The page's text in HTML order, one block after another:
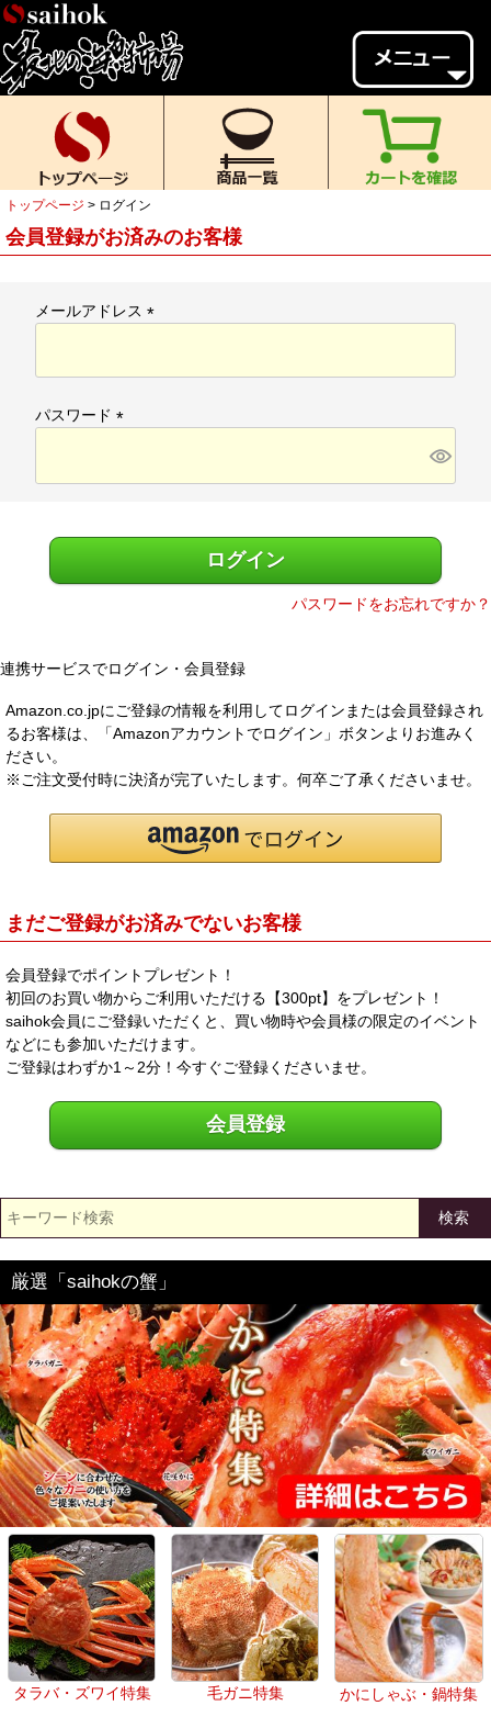
会員様メニュー
ゲスト
様、
いらっしゃいませ。
ご来店ありがとうございます。
新規会員登録
MYページ MYクーポン
ポイント履歴
返品について ご利用ガイド
トップページ ログイン
会員登録がお済みのお客様
メールアドレス
パスワード
須
ログイン
パスワードをお忘れですか？
連携サービスでログイン・会員登録
Amazon.co.jpにご登録の情報を利用してログインまたは会員登録され
るお客様は、「Amazonアカウントでログイン」ボタンよりお進みく
ださい。
※ご注文受付時に決済が完了いたします。何卒ご了承くださいませ。
まだご登録がお済みでないお客様
会員登録でポイントプレゼント！
初回のお買い物からご利用いただける【300pt】をプレゼント！
saihok会員にご登録いただくと、買い物時や会員様の限定のイベント
などにも参加いただけます。
ご登録はわずか1～2分！今すぐご登録くださいませ。
会員登録
検索
厳選「saihokの蟹」
タラバ・ズワイ特集 毛ガニ特集 かにしゃぶ・鍋特集